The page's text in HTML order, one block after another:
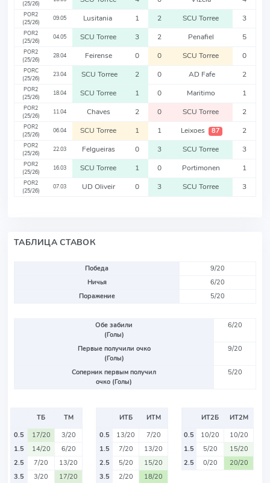
(25/26)
POR2
(25/26)
09.05 Lusitania 1 2 SCU Torree 3
POR2
(25/26)
04.05 SCU Torree 3 2 Penafiel 5
POR2
(25/26)
28.04 Feirense 0 0 SCU Torree 0
PORC
(25/26)
23.04 SCU Torree 2 0 AD Fafe 2
POR2
(25/26)
18.04 SCU Torree 1 0 Maritimo 1
POR2
(25/26)
11.04 Chaves 2 0 SCU Torree 2
POR2
(25/26)
06.04 SCU Torree 1 1 Leixoes 87 2
POR2
(25/26)
22.03 Felgueiras 0 3 SCU Torree 3
POR2
(25/26)
16.03 SCU Torree 1 0 Portimonen 1
POR2
(25/26)
07.03 UD Oliveir 0 3 SCU Torree 3
ТАБЛИЦА СТАВОК
Победа
9/20
Ничья
6/20
Поражение
5/20
Обе забили
(Голы)
6/20
Первые получили очко
(Голы)
9/20
Соперник первым получил
очко (Голы)
5/20
ТБ
ТМ
0.5
17/20
3/20
1.5
14/20
6/20
2.5
7/20
13/20
3.5
3/20
17/20
ИТБ
ИТМ
0.5
13/20
7/20
1.5
7/20
13/20
2.5
5/20
15/20
3.5
2/20
18/20
ИТ2Б
ИТ2М
0.5
10/20
10/20
1.5
5/20
15/20
2.5
0/20 20/20